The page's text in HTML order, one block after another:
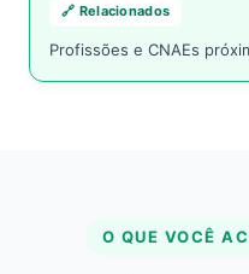
🔗 Relacionados
Profissões e CNAEs
O QUE VOCÊ